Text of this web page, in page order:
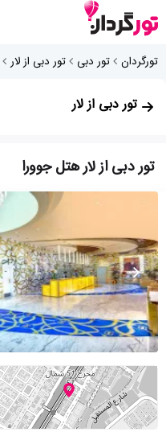
تورگردان تور دبی تور دبی از لار
تور دبی از لار
تور دبی از لار هتل جوورا